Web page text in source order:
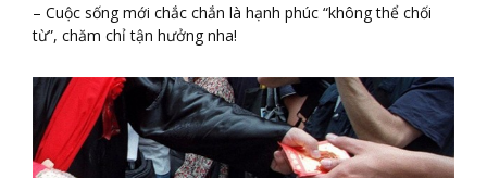
– Cuộc sống mới chắc chắn là hạnh phúc “không thể chối
từ”, chăm chỉ tận hưởng nha!